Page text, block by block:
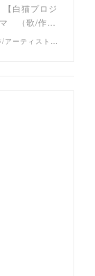
白猫プロジ
（歌/作…
株式会社ポップホリック（POPHOLIC） – 音楽制作/アーティスト・クリエイターマネージメント